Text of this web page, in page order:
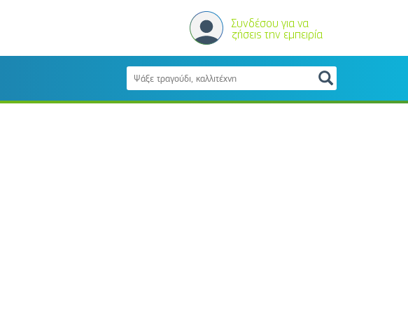
Συνδέσου για να
ζήσεις την εμπειρία